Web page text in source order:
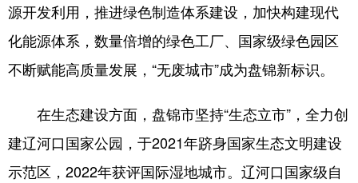
源开发利用，推进绿色制造体系建设，加快构建现代
化能源体系，数量倍增的绿色工厂、国家级绿色园区
不断赋能高质量发展，“无废城市”成为盘锦新标识。
在生态建设方面，盘锦市坚持“生态立市”，全力创
建辽河口国家公园，于2021年跻身国家生态文明建设
示范区，2022年获评国际湿地城市。辽河口国家级自